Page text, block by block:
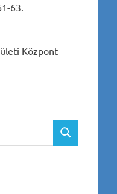
63.
Központ
SEARCH